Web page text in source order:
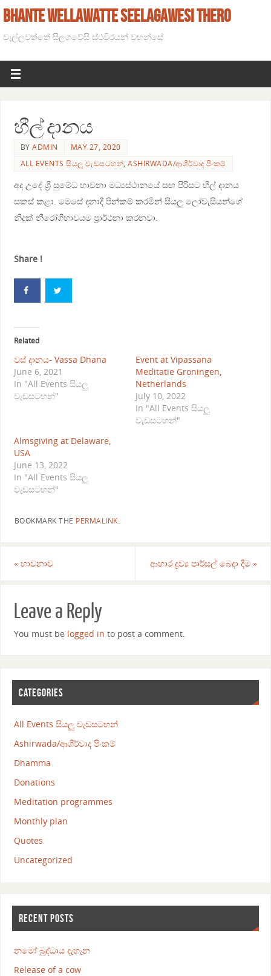
BHANTE WELLAWATTE SEELAGAWESI THERO
වැල්ලවත්තේ සිලගවේසි ස්ථවිරයන් වහන්සේ
හීල් දානය
BYADMIN
MAY 27, 2020
ALL EVENTS සියලු වැඩසටහන්,ASHIRWADA/ආශීර්වාද පිංකම්
අද උදේ ශ්‍රී සුමේධ භාවනා මධ්‍යස්ථානයේ සඟ පිරිසට හීල් දානය
සකස් කළා. මෙසේ දනාදී පින්කම් කරමින් සියලු ලෝවැසියන්ගේ
නිදුක් නීරෝගීභාවයම ප්‍රාර්ථනා කරනවා.
Share !
Related
වස් දානය- Vassa Dhana
June 6, 2021
In "All Events සියලු
වැඩසටහන්"
Event at Vipassana
Meditatie Groningen,
Netherlands
July 10, 2022
In "All Events සියලු
වැඩසටහන්"
Almsgiving at Delaware,
USA
June 13, 2022
In "All Events සියලු
වැඩසටහන්"
BOOKMARK THE PERMALINK.
«භාවනාව ආහාර ද්‍රව්‍ය පාර්සල් බෙදා දීම»
Leave a Reply
You must be logged in to post a comment.
CATEGORIES
All Events සියලු වැඩසටහන්
Ashirwada/ආශීර්වාද පිංකම්
Dhamma
Donations
Meditation programmes
Monthly plan
Quotes
Uncategorized
RECENT POSTS
නමෝ බුද්ධාය දැහැන
Release of a cow